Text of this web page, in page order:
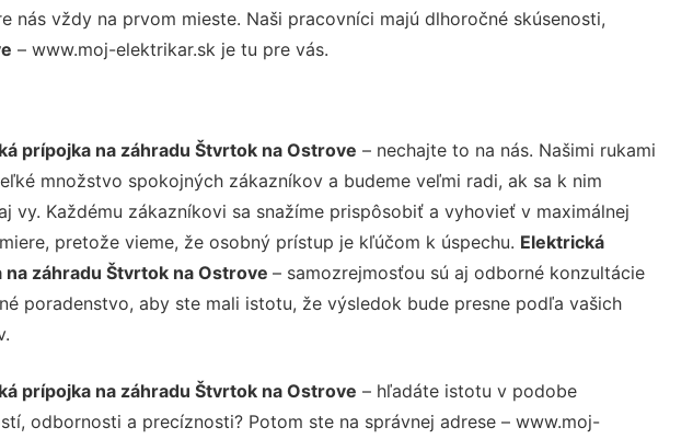
vždy na prvom mieste. Naši pracovníci majú dlhoročné skúsenosti,
– www.moj-elektrikar.sk je tu pre vás.
prípojka na záhradu Štvrtok na Ostrove – nechajte to na nás. Našimi rukami
množstvo spokojných zákazníkov a budeme veľmi radi, ak sa k nim
vy. Každému zákazníkovi sa snažíme prispôsobiť a vyhovieť v maximálnej
pretože vieme, že osobný prístup je kľúčom k úspechu. Elektrická
na záhradu Štvrtok na Ostrove – samozrejmosťou sú aj odborné konzultácie
poradenstvo, aby ste mali istotu, že výsledok bude presne podľa vašich
prípojka na záhradu Štvrtok na Ostrove – hľadáte istotu v podobe
odbornosti a precíznosti? Potom ste na správnej adrese – www.moj-